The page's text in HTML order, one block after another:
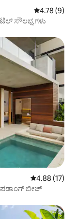
5 ರಲ್ಲಿ 4.78
4.78 (9)
ಸೌಲಭ್ಯಗಳು
5 ರಲ್ಲಿ 4.88
4.88 (17)
ಪಡಾಂಗ್ ಬೀಚ್